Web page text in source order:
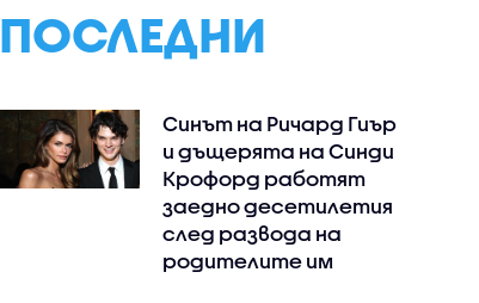
ПОСЛЕДНИ
Синът на Ричард Гиър
и дъщерята на Синди
Крофорд работят
заедно десетилетия
след развода на
родителите им